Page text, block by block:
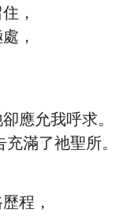
，
，
應允我呼求。
滿了祂聖所。
程，